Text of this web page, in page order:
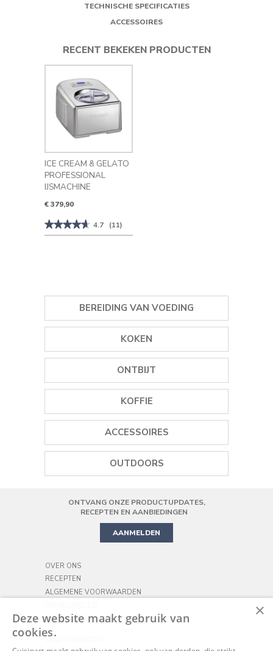
TECHNISCHE SPECIFICATIES
ACCESSOIRES
RECENT BEKEKEN PRODUCTEN
ICE CREAM & GELATO
PROFESSIONAL
IJSMACHINE
€ 379,90
★★★★★
★★★★★
4.7
Gelato
4.7 (11)
BEREIDING VAN VOEDING
IJSMACHINES
STAAFMIXERS
MINI-KEUKENMACHINES
KEUKENMACHINES
BLENDER
HANDMIXER
PRECISION STAND MIXER
KOKEN
PLANCHA
STOMERS
RIJSTKOKERS
AIR FRYER
PIZZA
ONTBIJT
BROODROOSTERS
SAPCENTRIFUGES
KOFFIE
KOFFIEZETAPPARAAT
ACCESSOIRES
KOOKGEREI
OUTDOORS
ONTVANG ONZE PRODUCTUPDATES,
RECEPTEN EN AANBIEDINGEN
AANMELDEN
OVER ONS
RECEPTEN
ALGEMENE VOORWAARDEN
COOKIEBELEID
×
Deze website maakt gebruik van
cookies.